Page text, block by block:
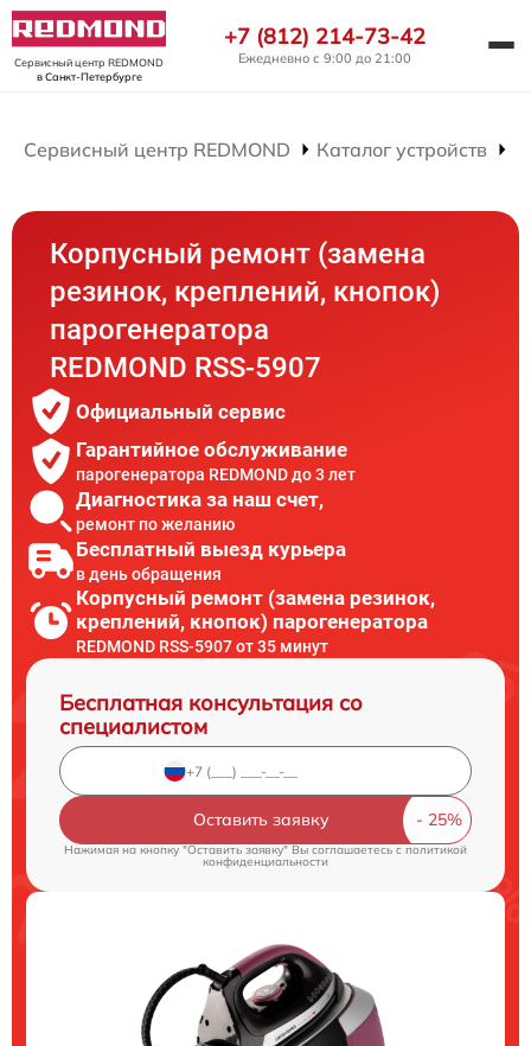
Сервисный центр REDMOND
в Санкт-Петербурге
+7 (812) 214-73-42
Ежедневно с 9:00 до 21:00
Сервисный центр REDMOND Каталог устройств
Корпусный ремонт (замена
резинок, креплений, кнопок)
парогенератора
REDMOND RSS-5907
Официальный сервис
Гарантийное обслуживание
парогенератора REDMOND до 3 лет
Диагностика за наш счет,
ремонт по желанию
Бесплатный выезд курьера
в день обращения
Корпусный ремонт (замена резинок,
креплений, кнопок) парогенератора
REDMOND RSS-5907 от 35 минут
Бесплатная консультация со
специалистом
Оставить заявку
Нажимая на кнопку "Оставить заявку" Вы соглашаетесь c политикой
конфиденциальности